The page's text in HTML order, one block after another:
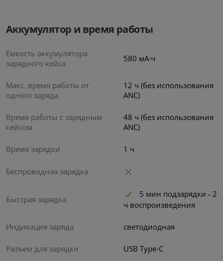
Аккумулятор и время работы
Емкость аккумулятора
зарядного кейса
580 мА·ч
Макс. время работы от
одного заряда
12 ч (без использования
ANC)
Время работы с зарядным
кейсом
48 ч (без использования
ANC)
Время зарядки 1 ч
Беспроводная зарядка
Быстрая зарядка
5 мин подзарядки - 2
ч воспроизведения
Индикация заряда светодиодная
Разъем для зарядки USB Type-C